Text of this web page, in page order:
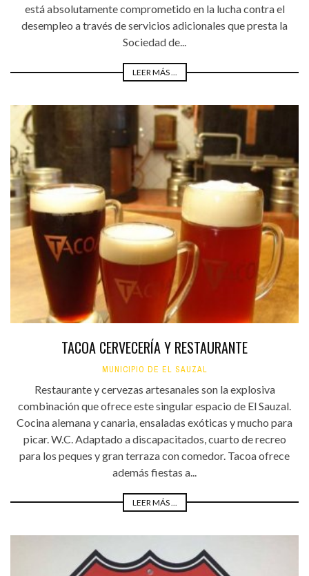
está absolutamente comprometido en la lucha contra el
desempleo a través de servicios adicionales que presta la
Sociedad de...
LEER MÁS ...
TACOA CERVECERÍA Y RESTAURANTE
MUNICIPIO DE EL SAUZAL
Restaurante y cervezas artesanales son la explosiva
combinación que ofrece este singular espacio de El Sauzal.
Cocina alemana y canaria, ensaladas exóticas y mucho para
picar. W.C. Adaptado a discapacitados, cuarto de recreo
para los peques y gran terraza con comedor. Tacoa ofrece
además fiestas a...
LEER MÁS ...